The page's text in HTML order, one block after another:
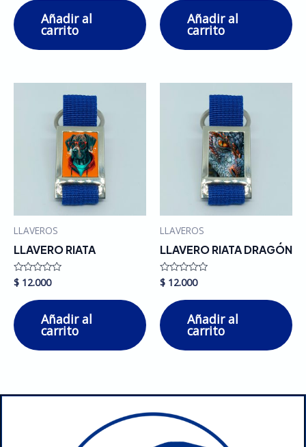
de
5
Añadir al
carrito
de
5
Añadir al
carrito
LLAVEROS
LLAVERO RIATA
Valorado
en
de
5
$ 12.000
Añadir al
carrito
LLAVEROS
LLAVERO RIATA DRAGÓN
Valorado
en
de
5
$ 12.000
Añadir al
carrito